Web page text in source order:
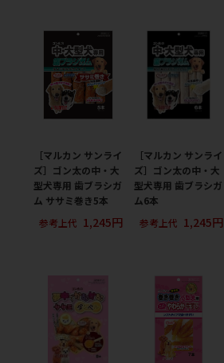
［マルカン サンライ
ズ］ゴン太の中・大
型犬専用 歯ブラシガ
ム ササミ巻き5本
参考上代 1,245円
［マルカン サンライ
ズ］ゴン太の中・大
型犬専用 歯ブラシガ
ム6本
参考上代 1,245円